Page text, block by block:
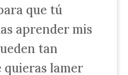
que tú
aprender mis
tan
quieras lamer